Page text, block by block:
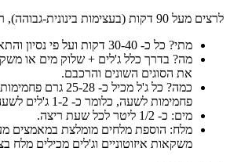
לרצים מעל 90 דקות (בעצימות בינונית-גבוהה), רצי חצי מרתון ומרתון:
מתי? כל כ- 30-40 דקות ועל פי נסיון והתאמה אישיים.
מה? בדרך כלל ג'לים + שלוק מים או
את הסוגים השונים והרכבם.
פחמימות לשעה, כלומר כ- 1-2 ג'לים לשעה.
מים: כ- 1/2 ליטר לכל שעת ריצה.
מלח: הוספת מלחים מומלצת במאמצים
משקאות איזוטוניים וג'לים מכילים מלח